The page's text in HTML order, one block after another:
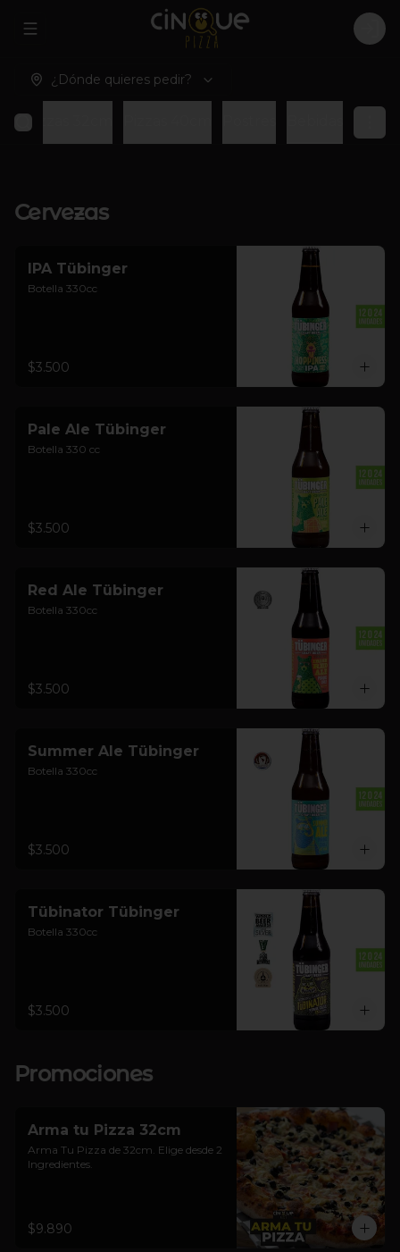
Abrir menu de navegación
¿Dónde quieres pedir?
Pizzas 32cm
Cervezas
IPA Tübinger
Botella 330cc
$3.500
Pale Ale Tübinger
Botella 330 cc
$3.500
Red Ale Tübinger
Botella 330cc
$3.500
Summer Ale Tübinger
Botella 330cc
$3.500
Tübinator Tübinger
Botella 330cc
$3.500
Promociones
Arma tu Pizza 32cm
Arma Tu Pizza de 32cm. Elige desde 2
Ingredientes.
$9.890